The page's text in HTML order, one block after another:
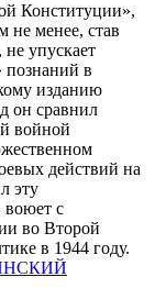
Конституции»,
не менее, став
не упускает
познаний в
изданию
он сравнил
войной
действий на
эту
воюет с
во Второй
в 1944 году.